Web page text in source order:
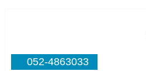
052-4863033